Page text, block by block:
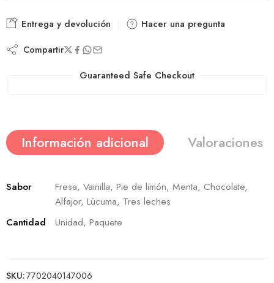
Entrega y devolución Hacer una pregunta
Compartir
Guaranteed Safe Checkout
Información adicional Valoraciones
Sabor
Fresa, Vainilla, Pie de limón, Menta, Chocolate,
Alfajor, Lúcuma, Tres leches
Cantidad
Unidad, Paquete
SKU:7702040147006